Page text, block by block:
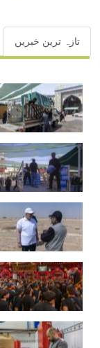
تازہ ترین خبریں